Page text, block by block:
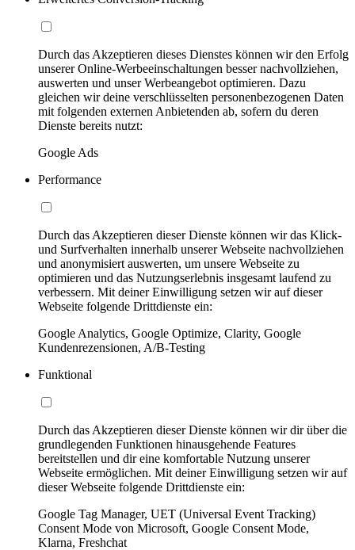
Durch das Akzeptieren dieses Dienstes können wir den Erfolg
unserer Online-Werbeeinschaltungen besser nachvollziehen,
auswerten und unser Werbeangebot optimieren. Dazu
gleichen wir deine verschlüsselten personenbezogenen Daten
mit folgenden externen Anbietenden ab, sofern du deren
Dienste bereits nutzt:
Google Ads
Performance
Durch das Akzeptieren dieser Dienste können wir das Klick-
und Surfverhalten innerhalb unserer Webseite nachvollziehen
und anonymisiert auswerten, um unsere Webseite zu
optimieren und das Nutzungserlebnis insgesamt laufend zu
verbessern. Mit deiner Einwilligung setzen wir auf dieser
Webseite folgende Drittdienste ein:
Google Analytics, Google Optimize, Clarity, Google
Kundenrezensionen, A/B-Testing
Funktional
Durch das Akzeptieren dieser Dienste können wir dir über die
grundlegenden Funktionen hinausgehende Features
bereitstellen und dir eine komfortable Nutzung unserer
Webseite ermöglichen. Mit deiner Einwilligung setzen wir auf
dieser Webseite folgende Drittdienste ein:
Google Tag Manager, UET (Universal Event Tracking)
Consent Mode von Microsoft, Google Consent Mode,
Klarna, Freshchat